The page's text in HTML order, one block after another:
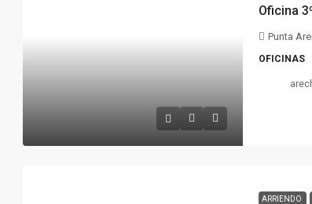
Oficina
Punta
OFICINAS
ARRIENDO